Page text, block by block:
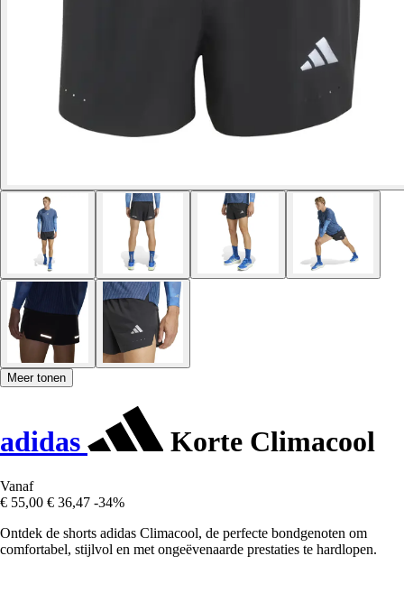
Meer tonen
adidas Korte Climacool
Vanaf
€ 55,00 € 36,47 -34%
Ontdek de shorts adidas Climacool, de perfecte bondgenoten om
comfortabel, stijlvol en met ongeëvenaarde prestaties te hardlopen.